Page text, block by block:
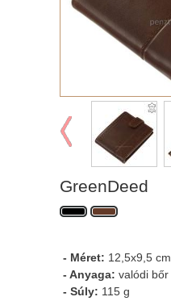
GreenDeed
- Méret: 12,5x9,5 cm
- Anyaga: valódi bőr
- Súly: 115 g